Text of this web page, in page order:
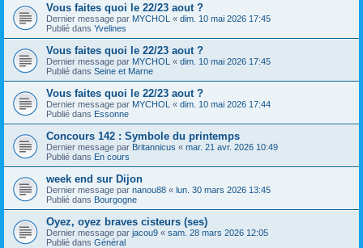
Vous faites quoi le 22/23 aout ?
Dernier message par MYCHOL « dim. 10 mai 2026 17:45
Publié dans Yvelines
Vous faites quoi le 22/23 aout ?
Dernier message par MYCHOL « dim. 10 mai 2026 17:45
Publié dans Seine et Marne
Vous faites quoi le 22/23 aout ?
Dernier message par MYCHOL « dim. 10 mai 2026 17:44
Publié dans Essonne
Concours 142 : Symbole du printemps
Dernier message par Britannicus « mar. 21 avr. 2026 10:49
Publié dans En cours
week end sur Dijon
Dernier message par nanou88 « lun. 30 mars 2026 13:45
Publié dans Bourgogne
Oyez, oyez braves cisteurs (ses)
Dernier message par jacou9 « sam. 28 mars 2026 12:05
Publié dans Général